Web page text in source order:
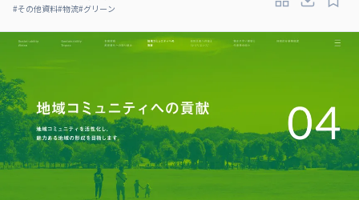
#その他資料#物流#グリーン